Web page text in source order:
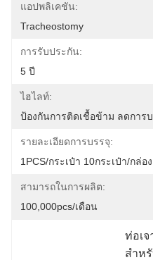
แอปพลิเคชัน:
Tracheostomy
การรับประกัน:
5 ปี
ไฮไลท์:
ป้องกันการติดเชื้อข้าม ลดการ
รายละเอียดการบรรจุ:
1PCS/กระเป๋า 10กระเป๋า/กล่อ
สามารถในการผลิต:
100,000pcs/เดือน
ท่อเ
สำห